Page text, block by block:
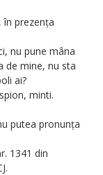
în prezența
nu pune mâna
de mine, nu sta
ai?
minti.
putea pronunța
1341 din